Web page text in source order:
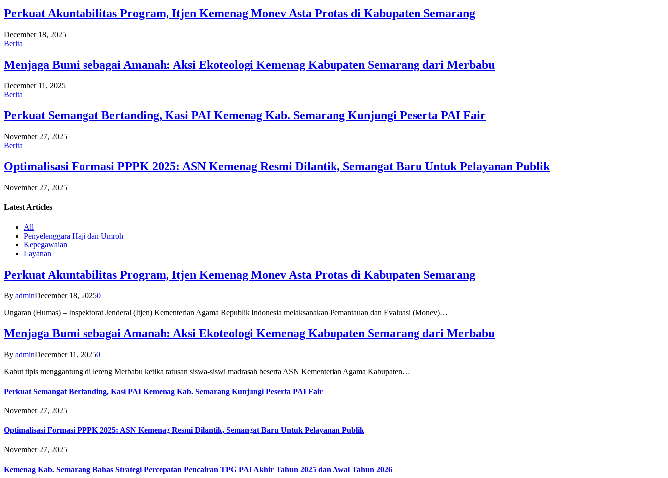
Perkuat Akuntabilitas Program, Itjen Kemenag Monev Asta Protas di Kabupaten Semarang
December 18, 2025
Berita
Menjaga Bumi sebagai Amanah: Aksi Ekoteologi Kemenag Kabupaten Semarang dari Merbabu
December 11, 2025
Berita
Perkuat Semangat Bertanding, Kasi PAI Kemenag Kab. Semarang Kunjungi Peserta PAI Fair
November 27, 2025
Berita
Optimalisasi Formasi PPPK 2025: ASN Kemenag Resmi Dilantik, Semangat Baru Untuk Pelayanan Publik
November 27, 2025
Latest Articles
All
Penyelenggara Haji dan Umroh
Kepegawaian
Layanan
Perkuat Akuntabilitas Program, Itjen Kemenag Monev Asta Protas di Kabupaten Semarang
By adminDecember 18, 20250
Ungaran (Humas) – Inspektorat Jenderal (Itjen) Kementerian Agama Republik Indonesia melaksanakan Pemantauan dan Evaluasi (Monev)…
Menjaga Bumi sebagai Amanah: Aksi Ekoteologi Kemenag Kabupaten Semarang dari Merbabu
By adminDecember 11, 20250
Kabut tipis menggantung di lereng Merbabu ketika ratusan siswa-siswi madrasah beserta ASN Kementerian Agama Kabupaten…
Perkuat Semangat Bertanding, Kasi PAI Kemenag Kab. Semarang Kunjungi Peserta PAI Fair
November 27, 2025
Optimalisasi Formasi PPPK 2025: ASN Kemenag Resmi Dilantik, Semangat Baru Untuk Pelayanan Publik
November 27, 2025
Kemenag Kab. Semarang Bahas Strategi Percepatan Pencairan TPG PAI Akhir Tahun 2025 dan Awal Tahun 2026